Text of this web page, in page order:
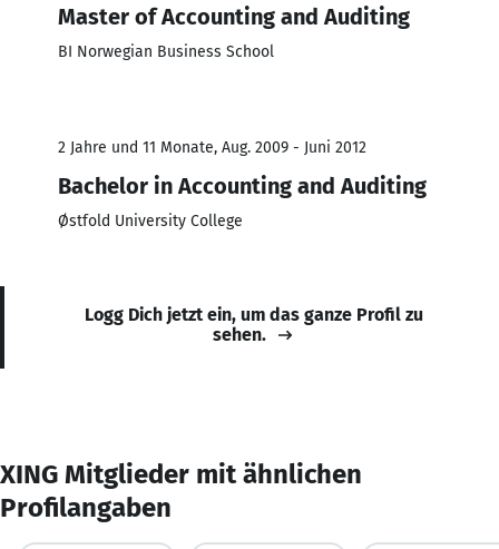
Master of Accounting and Auditing
BI Norwegian Business School
2 Jahre und 11 Monate, Aug. 2009 - Juni 2012
Bachelor in Accounting and Auditing
Østfold University College
Logg Dich jetzt ein, um das ganze Profil zu
sehen.
XING Mitglieder mit ähnlichen
Profilangaben